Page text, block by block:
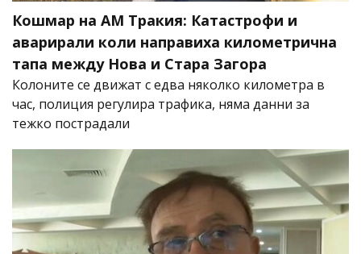
Кошмар на АМ Тракия: Катастрофи и
аварирали коли направиха километрична
тапа между Нова и Стара Загора
Колоните се движат с едва няколко километра в
час, полиция регулира трафика, няма данни за
тежко пострадали